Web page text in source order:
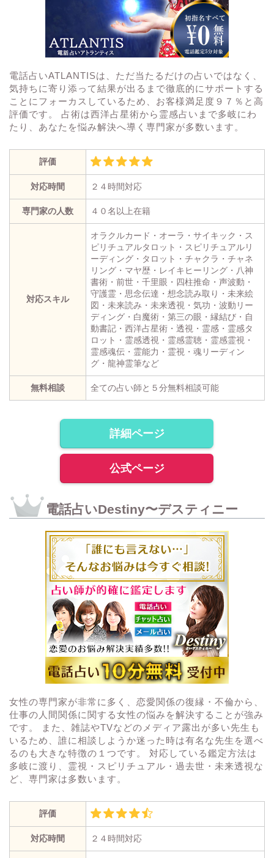
電話占いATLANTISは、ただ当たるだけの占いではなく、
気持ちに寄り添って結果が出るまで徹底的にサポートする
ことにフォーカスしているため、お客様満足度９７％と高
評価です。 占術は西洋占星術から霊感占いまで多岐にわ
たり、あなたを悩み解決へ導く専門家が多数います。
評価
対応時間 ２４時間対応
専門家の人数 ４０名以上在籍
対応スキル
オラクルカード・オーラ・サイキック・ス
ピリチュアルタロット・スピリチュアルリ
ーディング・タロット・チャクラ・チャネ
リング・マヤ歴・レイキヒーリング・八神
書術・前世・千里眼・四柱推命・声波動・
守護霊・思念伝達・想念読み取り・未来絵
図・未来読み・未来透視・気功・波動リー
ディング・白魔術・第三の眼・縁結び・自
動書記・西洋占星術・透視・霊感・霊感タ
ロット・霊感透視・霊感霊聴・霊感霊視・
霊感魂伝・霊能力・霊視・魂リーディン
グ・龍神霊筆など
無料相談 全ての占い師と５分無料相談可能
詳細ページ
公式ページ
電話占いDestiny〜デスティニー
女性の専門家が非常に多く、恋愛関係の復縁・不倫から、
仕事の人間関係に関する女性の悩みを解決することが強み
です。 また、雑誌やTVなどのメディア露出が多い先生も
いるため、誰に相談しようか迷った時は有名な先生を選べ
るのも大きな特徴の１つです。 対応している鑑定方法は
多岐に渡り、霊視・スピリチュアル・過去世・未来透視な
ど、専門家は多数います。
評価
対応時間 ２４時間対応